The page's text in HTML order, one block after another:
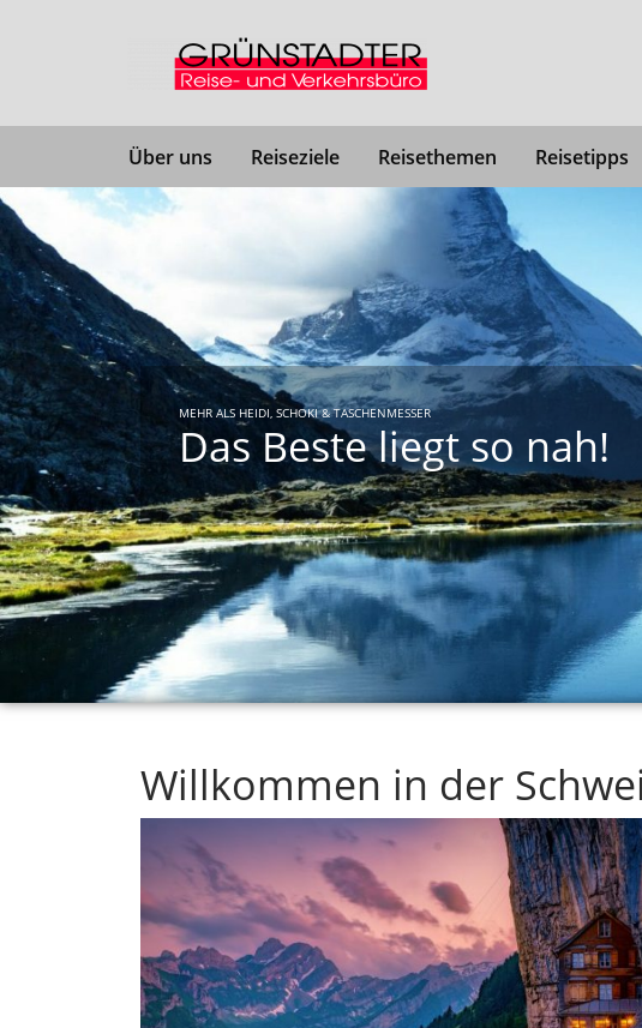
Über uns Reiseziele Reisethemen Reisetipps
MEHR ALS HEIDI, SCHOKI & TASCHENMESSER
Das Beste liegt so nah!
Willkommen in der